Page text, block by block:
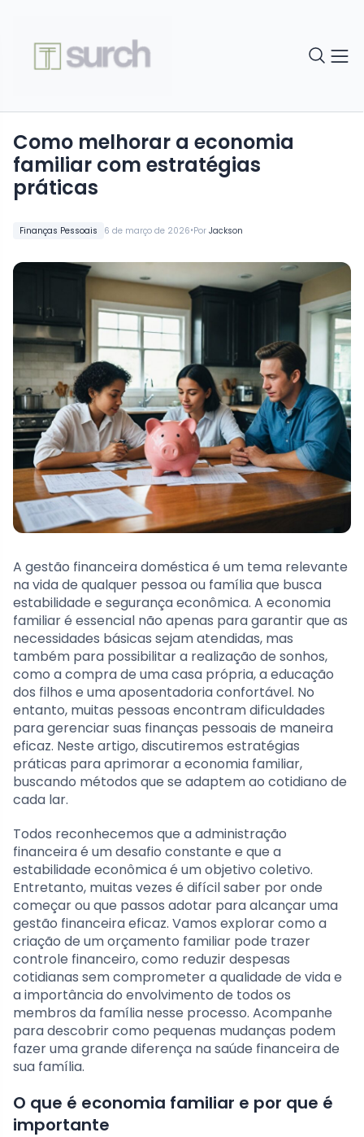
Finanças Pessoais 6 de março de 2026•Por Jackson
Como melhorar a economia
familiar com estratégias
práticas
A gestão financeira doméstica é um tema relevante
na vida de qualquer pessoa ou família que busca
estabilidade e segurança econômica. A economia
familiar é essencial não apenas para garantir que as
necessidades básicas sejam atendidas, mas
também para possibilitar a realização de sonhos,
como a compra de uma casa própria, a educação
dos filhos e uma aposentadoria confortável. No
entanto, muitas pessoas encontram dificuldades
para gerenciar suas finanças pessoais de maneira
eficaz. Neste artigo, discutiremos estratégias
práticas para aprimorar a economia familiar,
buscando métodos que se adaptem ao cotidiano de
cada lar.
Todos reconhecemos que a administração
financeira é um desafio constante e que a
estabilidade econômica é um objetivo coletivo.
Entretanto, muitas vezes é difícil saber por onde
começar ou que passos adotar para alcançar uma
gestão financeira eficaz. Vamos explorar como a
criação de um orçamento familiar pode trazer
controle financeiro, como reduzir despesas
cotidianas sem comprometer a qualidade de vida e
a importância do envolvimento de todos os
membros da família nesse processo. Acompanhe
para descobrir como pequenas mudanças podem
fazer uma grande diferença na saúde financeira de
sua família.
O que é economia familiar e por que é
importante